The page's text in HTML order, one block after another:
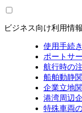
ビジネス向け利用情報
使用手続
ポートサ
航行時の
船舶動静
企業立地
港湾周辺
特殊車両